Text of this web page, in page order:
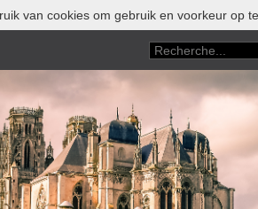
van cookies om gebruik en voorkeur op te